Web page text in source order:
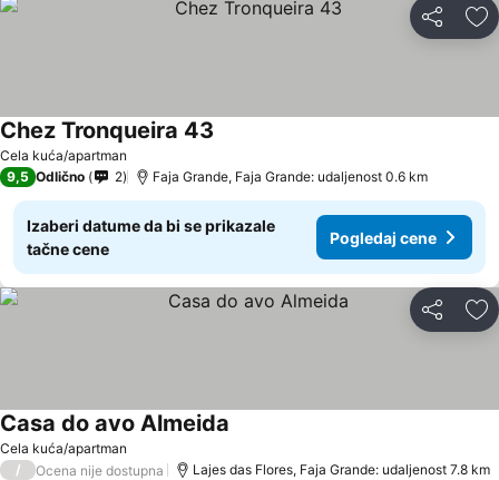
Deli
Cela kuća/apartman
Chez Tronqueira 43
9,5 Odlično 2 Faja Grande, Faja Grande: udaljenost 0.6 km
Izaberi datume da bi se prikazale
tačne cene
Pogledaj cene
Deli
Cela kuća/apartman
Casa do avo Almeida
/ Ocena nije dostupna Lajes das Flores, Faja Grande: udaljenost 7.8 km